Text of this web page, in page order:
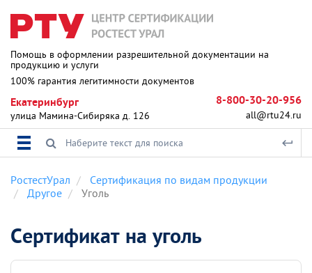
Помощь в оформлении разрешительной документации на
продукцию и услуги
100% гарантия легитимности документов
Екатеринбург
улица Мамина-Сибиряка д. 126
8-800-30-20-956
all@rtu24.ru
РостестУрал
Сертификация по видам продукции
Другое
Уголь
Сертификат на уголь